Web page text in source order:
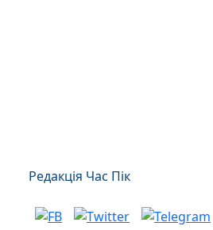
Редакція Час Пік